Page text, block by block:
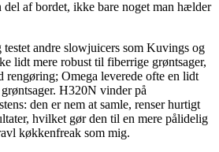
af bordet, ikke bare noget man hælder
andre slowjuicers som Kuvings og
lidt mere robust til fiberrige grøntsager,
rengøring; Omega leverede ofte en lidt
H320N vinder på
den er nem at samle, renser hurtigt
hvilket gør den til en mere pålidelig
køkkenfreak som mig.